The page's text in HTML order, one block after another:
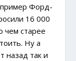
Форд-
16 000
чем старее
Ну а
назад так и